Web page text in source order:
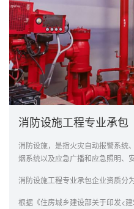
消防设施工程专业承包
消防设施，是指火灾自动报警系统
烟系统以及应急广播和应急照明、
消防设施工程专业承包企业资质分
根据《住房城乡建设部关于印发<